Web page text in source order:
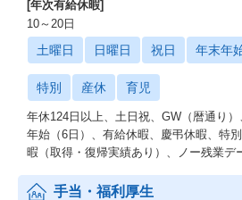
[年次有給休暇]
10～20日
土曜日 日曜日 祝日 年末年
特別 産休 育児
年休124日以上、土日祝、GW（暦通り
年始（6日）、有給休暇、慶弔休暇、特
暇（取得・復帰実績あり）、ノー残業デ
手当・福利厚生